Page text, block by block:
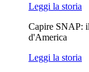
Leggi la storia
Capire SNAP:
d'America
Leggi la storia